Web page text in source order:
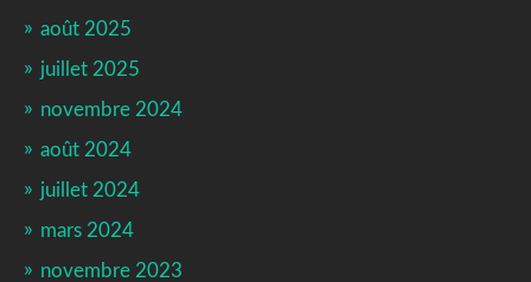
août 2025
juillet 2025
novembre 2024
août 2024
juillet 2024
mars 2024
novembre 2023